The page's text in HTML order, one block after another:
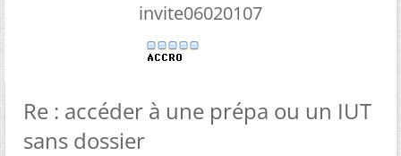
invite06020107
Re : accéder à une prépa ou un IUT
sans dossier